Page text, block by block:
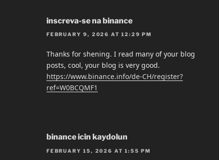
inscreva-se na binance
FEBRUARY 9, 2026 AT 12:29 PM
Thanks for shening. I read many of your blog
posts, cool, your blog is very good.
https://www.binance.info/de-CH/register?
ref=W0BCQMF1
binance icin kaydolun
FEBRUARY 15, 2026 AT 1:55 PM